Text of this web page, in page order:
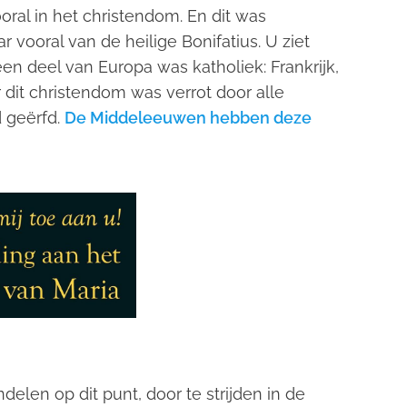
in het christendom. En dit was
vooral van de heilige Bonifatius. U ziet
deel van Europa was katholiek: Frankrijk,
dit christendom was verrot door alle
geërfd. De Middeleeuwen hebben deze
op dit punt, door te strijden in de